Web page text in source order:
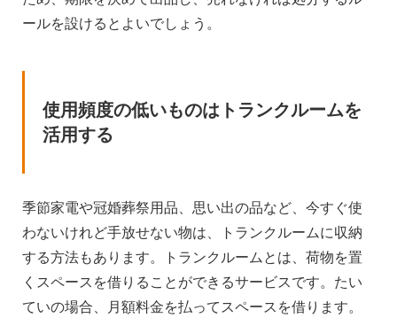
ールを設けるとよいでしょう。
使用頻度の低いものはトランクルームを
活用する
季節家電や冠婚葬祭用品、思い出の品など、今すぐ使
わないけれど手放せない物は、トランクルームに収納
する方法もあります。トランクルームとは、荷物を置
くスペースを借りることができるサービスです。たい
ていの場合、月額料金を払ってスペースを借ります。